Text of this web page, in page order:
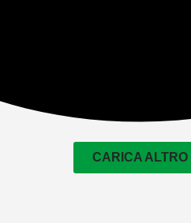
CARICA ALTRO